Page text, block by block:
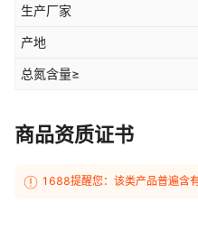
生产厂家
产地
总氮含量≥
商品资质证书
1688提醒您：该类产品普遍含